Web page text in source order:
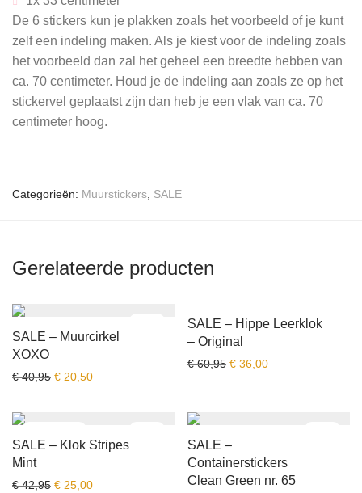
De 6 stickers kun je plakken zoals het voorbeeld of je kunt
zelf een indeling maken. Als je kiest voor de indeling zoals
het voorbeeld dan zal het geheel een breedte hebben van
ca. 70 centimeter. Houd je de indeling aan zoals ze op het
stickervel geplaatst zijn dan heb je een vlak van ca. 70
centimeter hoog.
Categorieën: Muurstickers SALE
Gerelateerde producten
SALE – Muurcirkel
XOXO
€40,95 Oorspronkelijke prijs was: € 40,95.
€ 20,50Huidige prijs is: € 20,50.
-41
SALE – Hippe Leerklok
– Original
€60,95 Oorspronkelijke prijs
€ 36,00Huidige prijs is: €
SALE – Klok Stripes
Mint
€42,95 Oorspronkelijke prijs was: € 42,95.
€ 25,00Huidige prijs is: € 25,00.
SALE –
Containerstickers
Clean Green nr. 65